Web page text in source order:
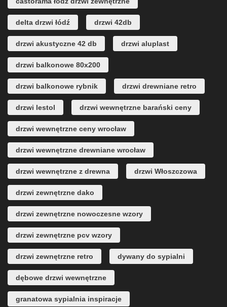
delta drzwi łódź drzwi 42db
drzwi akustyczne 42 db drzwi aluplast
drzwi balkonowe 80x200
drzwi balkonowe rybnik drzwi drewniane retro
drzwi lestol drzwi wewnętrzne barański ceny
drzwi wewnętrzne ceny wrocław
drzwi wewnętrzne drewniane wrocław
drzwi wewnętrzne z drewna drzwi Włoszczowa
drzwi zewnętrzne dako
drzwi zewnętrzne nowoczesne wzory
drzwi zewnętrzne pcv wzory
drzwi zewnętrzne retro dywany do sypialni
dębowe drzwi wewnętrzne
granatowa sypialnia inspiracje